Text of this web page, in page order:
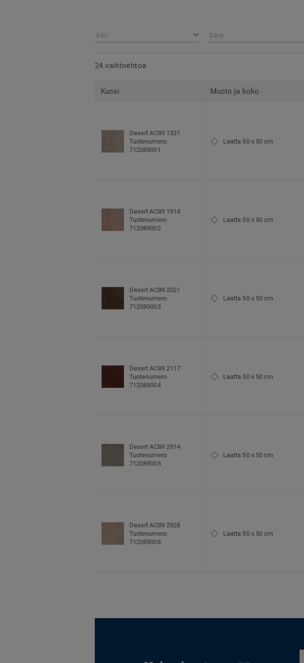
Väri Sävy
24 vaihtoehtoa
Kuosi Muoto ja koko
Desert AC89 1321
Tuotenumero
712089001
Laatta 50 x 50 cm
Desert AC89 1914
Tuotenumero
712089002
Laatta 50 x 50 cm
Desert AC89 2021
Tuotenumero
712089003
Laatta 50 x 50 cm
Desert AC89 2117
Tuotenumero
712089004
Laatta 50 x 50 cm
Desert AC89 2914
Tuotenumero
712089005
Laatta 50 x 50 cm
Desert AC89 2928
Tuotenumero
712089006
Laatta 50 x 50 cm
712089007